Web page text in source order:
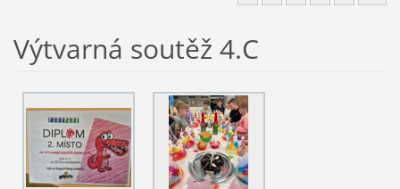
Výtvarná soutěž 4.C